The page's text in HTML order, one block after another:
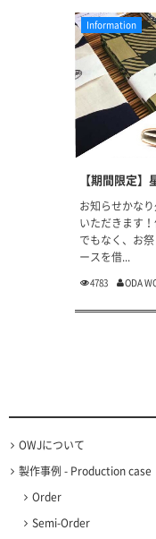
【期間限定
お知らせかな
いただきます
でもなく、お
ースを借...
Information
4783 ODA
OWJについて
製作事例 - Production case
Order
Semi-Order